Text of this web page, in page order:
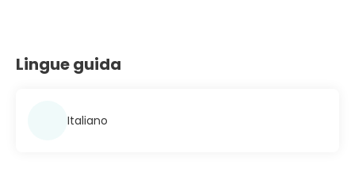
Lingue guida
Italiano